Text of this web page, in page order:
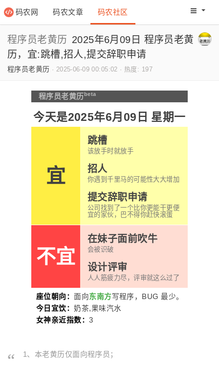
码农网 码农文章 码农社区 码农网
程序员老黄历 2025年6月09日 程序员老黄
历，宜:跳槽,招人,提交辞职申请
程序员老黄历 · 2025-06-09 00:05:02 · 热度: 197
程序员老黄历 beta
今天是2025年6月09日 星期一
宜
跳槽
该放手时就放手
招人
你遇到千里马的可能性大大增加
提交辞职申请
公司找到了一个比你更能干更便
宜的家伙，巴不得你赶快滚蛋
不宜
在妹子面前吹牛
会被识破
设计评审
人人筋疲力尽，评审就这么过了
座位朝向： 面向东南方写程序，BUG 最少。
今日宜饮：奶茶,果味汽水
女神亲近指数：3
1、本老黄历仅面向程序员；